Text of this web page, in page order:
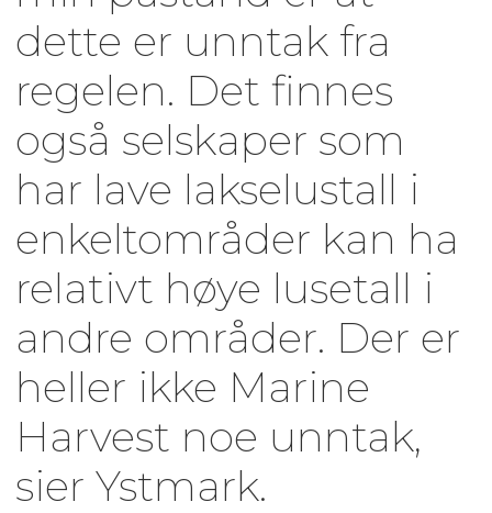
dette er unntak fra
regelen. Det finnes
også selskaper som
har lave lakselustall i
enkeltområder kan ha
relativt høye lusetall i
andre områder. Der er
heller ikke Marine
Harvest noe unntak,
sier Ystmark.